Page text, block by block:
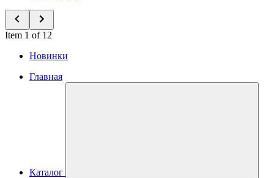
Item 1 of 12
Новинки
Главная
Каталог